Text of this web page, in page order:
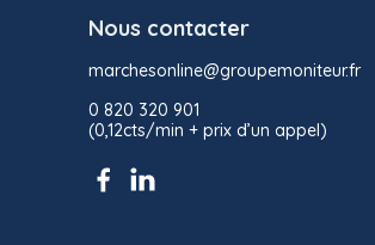
Nous contacter
marchesonline@groupemoniteur.fr
0 820 320 901
(0,12cts/min + prix d’un appel)